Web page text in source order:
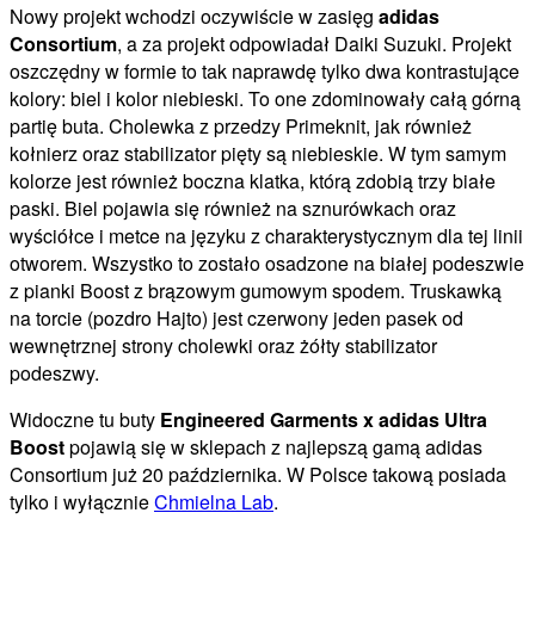
Nowy projekt wchodzi oczywiście w zasięg adidas
Consortium, a za projekt odpowiadał Daiki Suzuki. Projekt
oszczędny w formie to tak naprawdę tylko dwa kontrastujące
kolory: biel i kolor niebieski. To one zdominowały całą górną
partię buta. Cholewka z przedzy Primeknit, jak również
kołnierz oraz stabilizator pięty są niebieskie. W tym samym
kolorze jest również boczna klatka, którą zdobią trzy białe
paski. Biel pojawia się również na sznurówkach oraz
wyściółce i metce na języku z charakterystycznym dla tej linii
otworem. Wszystko to zostało osadzone na białej podeszwie
z pianki Boost z brązowym gumowym spodem. Truskawką
na torcie (pozdro Hajto) jest czerwony jeden pasek od
wewnętrznej strony cholewki oraz żółty stabilizator
podeszwy.
Widoczne tu buty Engineered Garments x adidas Ultra
Boostpojawią się w sklepach z najlepszą gamą adidas
Consortium już 20 października. W Polsce takową posiada
tylko i wyłącznieChmielna Lab.